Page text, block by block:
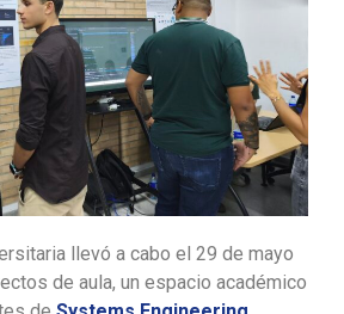
llevó a cabo el 29 de mayo
de aula, un espacio académico